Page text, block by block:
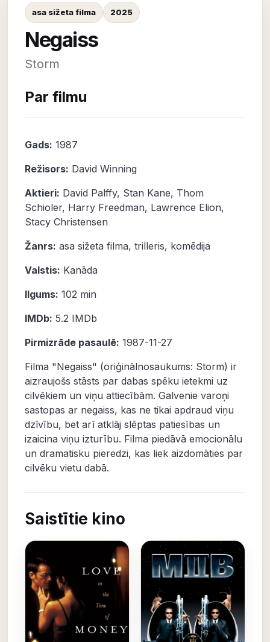
asa sižeta filma 2025
Negaiss
Storm
Par filmu
Gads: 1987
Režisors: David Winning
Aktieri: David Palffy, Stan Kane, Thom
Schioler, Harry Freedman, Lawrence Elion,
Stacy Christensen
Žanrs: asa sižeta filma, trilleris, komēdija
Valstis: Kanāda
Ilgums: 102 min
IMDb: 5.2 IMDb
Pirmizrāde pasaulē: 1987-11-27
Filma "Negaiss" (oriģinālnosaukums: Storm) ir
aizraujošs stāsts par dabas spēku ietekmi uz
cilvēkiem un viņu attiecībām. Galvenie varoņi
sastopas ar negaiss, kas ne tikai apdraud viņu
dzīvību, bet arī atklāj slēptas patiesības un
izaicina viņu izturību. Filma piedāvā emocionālu
un dramatisku pieredzi, kas liek aizdomāties par
cilvēku vietu dabā.
Saistītie kino